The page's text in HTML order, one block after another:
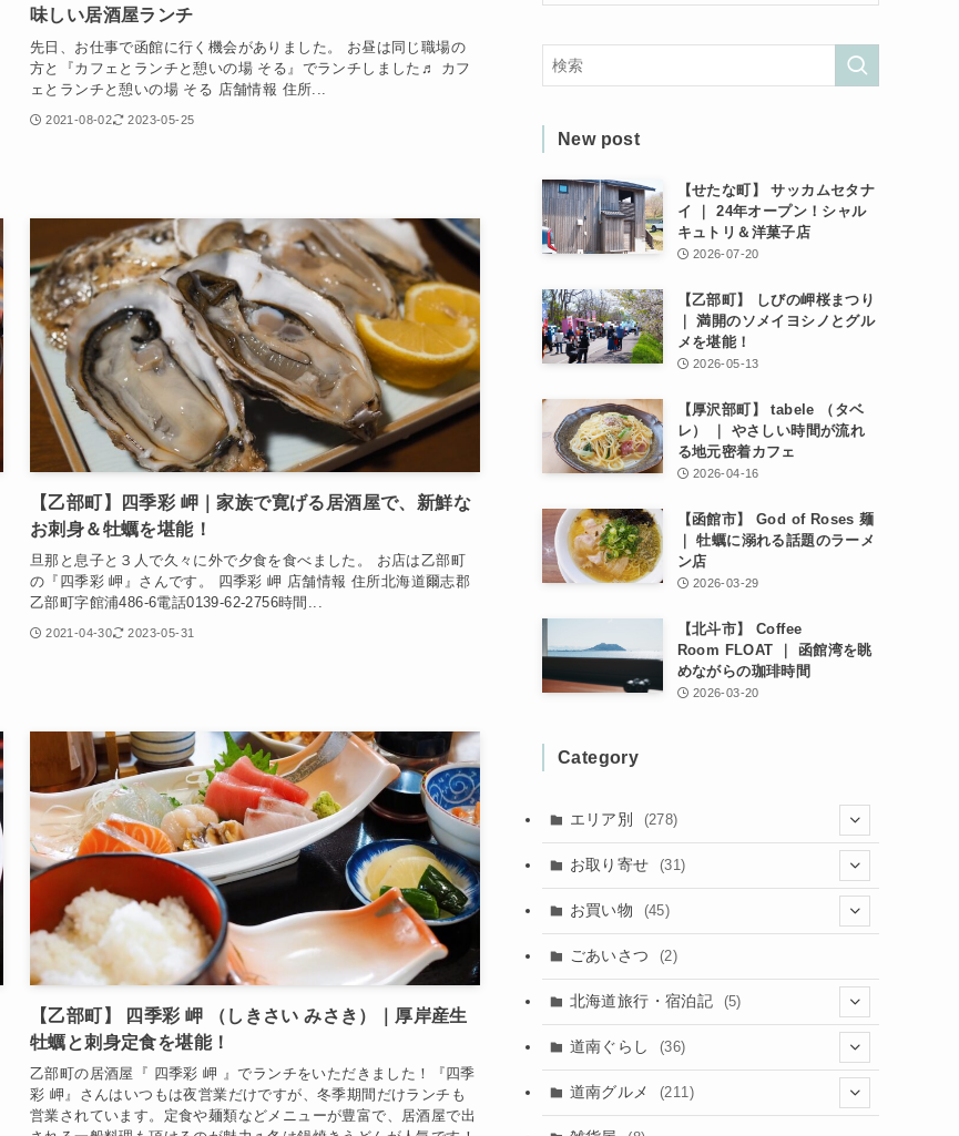
味しい居酒屋ランチ
先日、お仕事で函館に行く機会がありました。 お昼は同じ職場の
方と『カフェとランチと憩いの場 そる』でランチしました♬ カフ
ェとランチと憩いの場 そる 店舗情報 住所...
2021-08-02 2023-05-25
【乙部町】四季彩 岬｜家族で寛げる居酒屋で、新鮮な
お刺身＆牡蠣を堪能！
旦那と息子と３人で久々に外で夕食を食べました。 お店は乙部町
の『四季彩 岬』さんです。 四季彩 岬 店舗情報 住所北海道爾志郡
乙部町字館浦486-6電話0139-62-2756時間...
2021-04-30 2023-05-31
【乙部町】 四季彩 岬 （しきさい みさき）｜厚岸産生
牡蠣と刺身定食を堪能！
乙部町の居酒屋『 四季彩 岬 』でランチをいただきました！『四季
彩 岬』さんはいつもは夜営業だけですが、冬季期間だけランチも
営業されています。定食や麺類などメニューが豊富で、居酒屋で出
New post
【せたな町】 サッカムセタナ
イ ｜ 24年オープン！シャル
キュトリ＆洋菓子店
2026-07-20
【乙部町】 しびの岬桜まつり
｜ 満開のソメイヨシノとグル
メを堪能！
2026-05-13
【厚沢部町】 tabele （タベ
レ） ｜ やさしい時間が流れ
る地元密着カフェ
2026-04-16
【函館市】 God of Roses 麺
｜ 牡蠣に溺れる話題のラーメ
ン店
2026-03-29
【北斗市】 Coffee
Room FLOAT ｜ 函館湾を眺
めながらの珈琲時間
2026-03-20
Category
エリア別 (278)
(102)
(2)
(16)
(31)
(137)
(78)
(16)
(2)
お取り寄せ (31)
(4)
(15)
(2)
(1)
お買い物 (45)
(10)
(2)
(2)
(11)
(2)
ごあいさつ (2)
北海道旅行・宿泊記 (5)
(5)
道南ぐらし (36)
(13)
(10)
道南グルメ (211)